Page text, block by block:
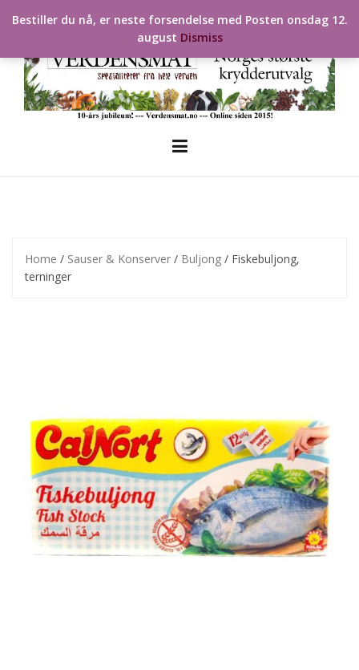
Home / Sauser & Konserver / Buljong / Fiskebuljong,
terninger
Bestiller du nå, er neste forsendelse med Posten onsdag 12.
august Dismiss